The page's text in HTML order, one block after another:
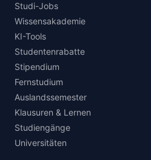
Studi-Jobs
Wissensakademie
KI-Tools
Studentenrabatte
Stipendium
Fernstudium
Auslandssemester
Klausuren & Lernen
Studiengänge
Universitäten